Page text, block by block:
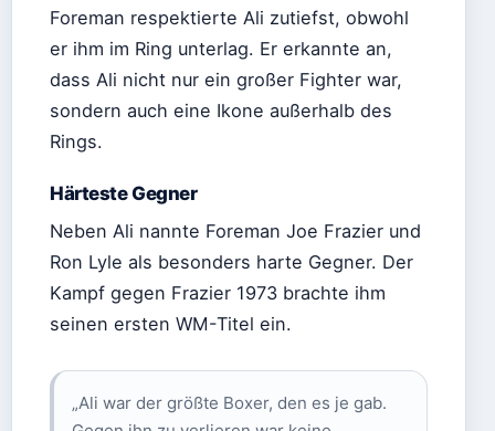
Foreman respektierte Ali zutiefst, obwohl
er ihm im Ring unterlag. Er erkannte an,
dass Ali nicht nur ein großer Fighter war,
sondern auch eine Ikone außerhalb des
Rings.
Härteste Gegner
Neben Ali nannte Foreman Joe Frazier und
Ron Lyle als besonders harte Gegner. Der
Kampf gegen Frazier 1973 brachte ihm
seinen ersten WM-Titel ein.
„Ali war der größte Boxer, den es je gab.